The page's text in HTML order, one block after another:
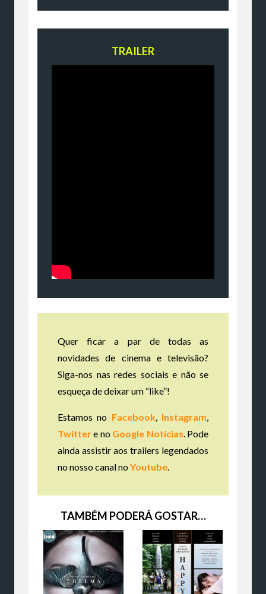
TRAILER
Quer ficar a par de todas as
novidades de cinema e televisão?
Siga-nos nas redes sociais e não se
esqueça de deixar um “like”!
Estamos no Facebook, Instagram
Twittere no Google Notícias . Pode
ainda assistir aos trailers legendados
no nosso canal noYoutube
TAMBÉM PODERÁ GOSTAR…